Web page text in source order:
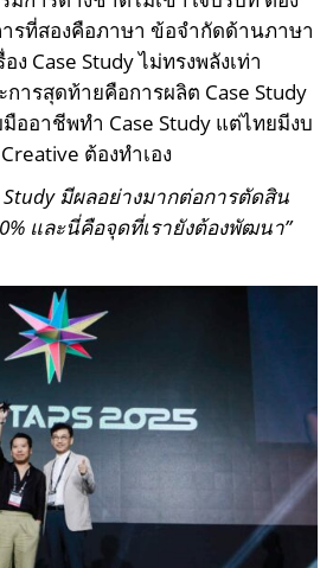
ารที่สองคือภาษา ข้อจำกัดด้านภาษา
ง Case Study ไม่ทรงพลังเท่า
การสุดท้ายคือการผลิต Case Study
ออาชีพทำ Case Study แต่ไทยมีงบ
ต้องทำเอง
Studyมีผลอย่างมากต่อการตัดสิน
และนี่คือจุดที่เรายังต้องพัฒนา”